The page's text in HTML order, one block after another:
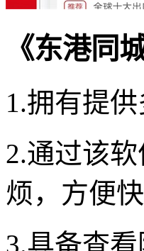
《东港同
1.拥有提
2.通过该
烦，方便快
3.具备查